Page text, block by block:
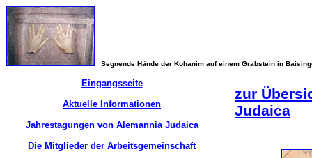
Segnende Hände der Kohanim auf einem Grabstein in
Eingangsseite
Aktuelle Informationen
Jahrestagungen von Alemannia Judaica
Die Mitglieder der Arbeitsgemeinschaft
zur
Judaica